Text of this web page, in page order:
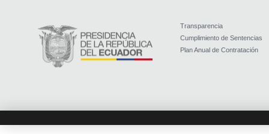
Transparencia
Cumplimiento de Sentencias
Plan Anual de Contratación